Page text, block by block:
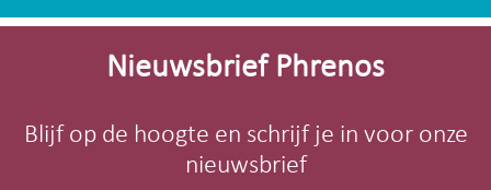
Site-
Nieuwsbrief Phrenos
Blijf op de hoogte en schrijf je in voor onze
nieuwsbrief